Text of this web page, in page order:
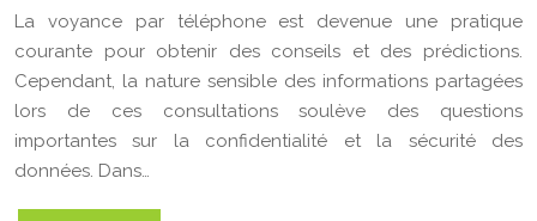
La voyance par téléphone est devenue une pratique
courante pour obtenir des conseils et des prédictions.
Cependant, la nature sensible des informations partagées
lors de ces consultations soulève des questions
importantes sur la confidentialité et la sécurité des
données. Dans…